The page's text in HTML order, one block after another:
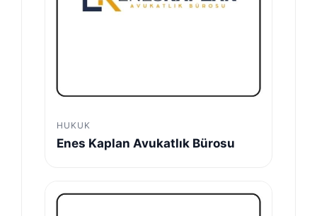
HUKUK
Enes Kaplan Avukatlık Bürosu